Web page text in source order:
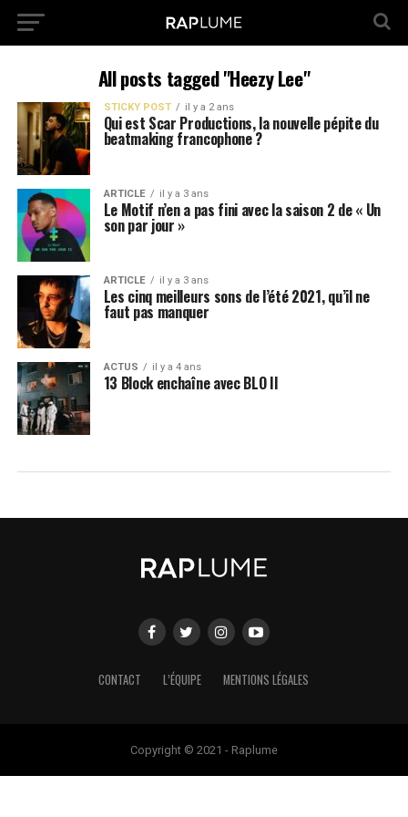
All posts tagged "Heezy Lee"
STICKY POST il y a 2 ans
Qui est Scar Productions, la nouvelle pépite du
beatmaking francophone ?
ARTICLE il y a 3 ans
Le Motif n’en a pas fini avec la saison 2 de « Un
son par jour »
ARTICLE il y a 3 ans
Les cinq meilleurs sons de l’été 2021, qu’il ne
faut pas manquer
ACTUS il y a 4 ans
13 Block enchaîne avec BLO II
CONTACT L’ÉQUIPE MENTIONS LÉGALES
Copyright © 2021 - Raplume